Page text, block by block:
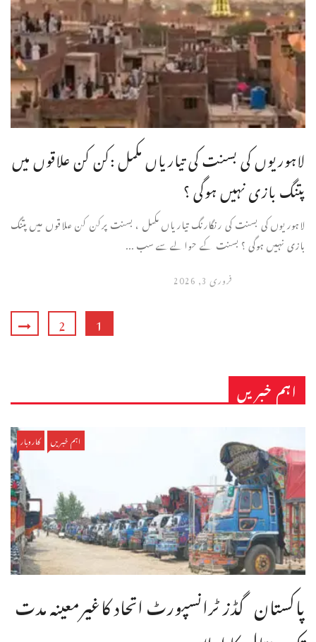
لاہوریوں کی بسنت کی تیاریاں مکمل :کن کن علاقوں میں
پتنگ بازی نہیں ہوگی ؟
لاہوریوں کی بسنت کی رنگارنگ تیاریاں مکمل ، بسنت پرکن کن علاقوں میں پتنگ
بازی نہیں ہوگی ؟ بسنت کے حوالےسے سب ...
فروری 3, 2026
1
2
اہم خبریں
اہم خبریں کاروبار
پاکستان گڈز ٹرانسپورٹ اتحاد کاغیرمعینہ مدت